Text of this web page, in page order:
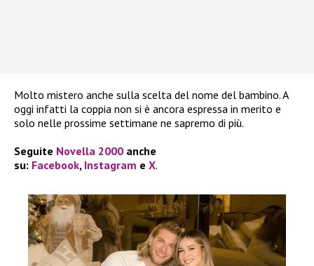
Molto mistero anche sulla scelta del nome del bambino. A
oggi infatti la coppia non si è ancora espressa in merito e
solo nelle prossime settimane ne sapremo di più.
Seguite Novella 2000 anche
su: Facebook, Instagram e X.